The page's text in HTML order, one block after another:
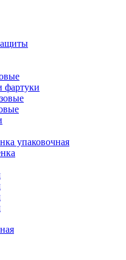
фартуки
упаковочная